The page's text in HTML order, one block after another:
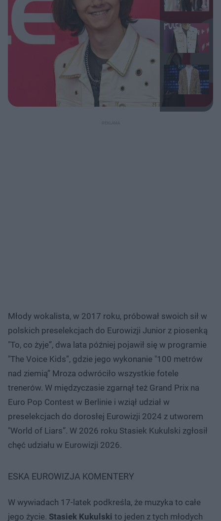
Młody wokalista, w 2017 roku, próbował swoich sił w
polskich preselekcjach do Eurowizji Junior z piosenką
"To, co żyje”, dwa lata później pojawił się w programie
"The Voice Kids”, gdzie jego wykonanie "100 metrów
nad ziemią” Mroza odwróciło wszystkie fotele
trenerów. W międzyczasie zgarnął też Grand Prix na
Euro Pop Contest w Berlinie i wziął udział w
preselekcjach do dorosłej Eurowizji 2024 z utworem
"World of Liars”. W 2026 roku Stasiek Kukulski zgłosił
chęć udziału w Eurowizji 2026.
ESKA EUROWIZJA KOMENTERY
W wywiadach 17-latek podkreśla, że muzyka to całe
jego życie. Stasiek Kukulski to jeden z tych młodych